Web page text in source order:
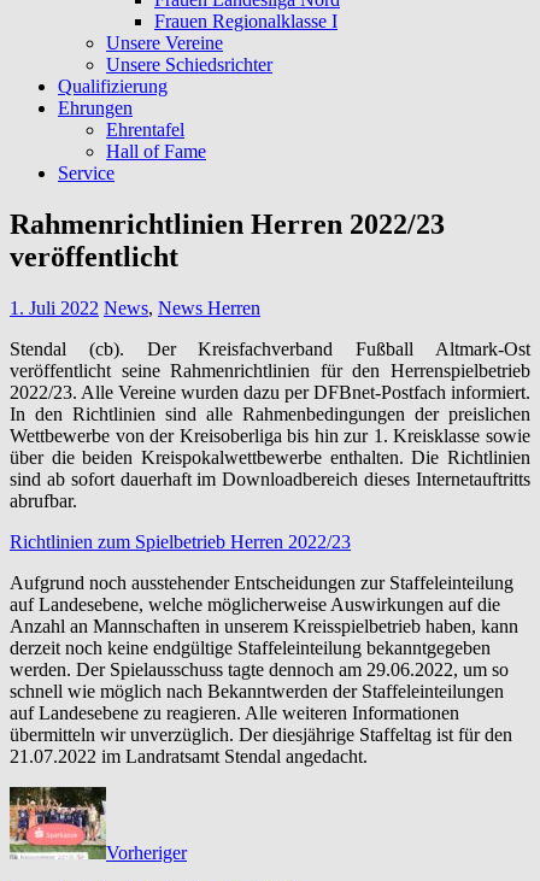
Frauen Regionalklasse I
Unsere Vereine
Unsere Schiedsrichter
Qualifizierung
Ehrungen
Ehrentafel
Hall of Fame
Service
Rahmenrichtlinien Herren 2022/23
veröffentlicht
1. Juli 2022 News, News Herren
Stendal (cb). Der Kreisfachverband Fußball Altmark-Ost
veröffentlicht seine Rahmenrichtlinien für den Herrenspielbetrieb
2022/23. Alle Vereine wurden dazu per DFBnet-Postfach informiert.
In den Richtlinien sind alle Rahmenbedingungen der preislichen
Wettbewerbe von der Kreisoberliga bis hin zur 1. Kreisklasse sowie
über die beiden Kreispokalwettbewerbe enthalten. Die Richtlinien
sind ab sofort dauerhaft im Downloadbereich dieses Internetauftritts
abrufbar.
Richtlinien zum Spielbetrieb Herren 2022/23
Aufgrund noch ausstehender Entscheidungen zur Staffeleinteilung
auf Landesebene, welche möglicherweise Auswirkungen auf die
Anzahl an Mannschaften in unserem Kreisspielbetrieb haben, kann
derzeit noch keine endgültige Staffeleinteilung bekanntgegeben
werden. Der Spielausschuss tagte dennoch am 29.06.2022, um so
schnell wie möglich nach Bekanntwerden der Staffeleinteilungen
auf Landesebene zu reagieren. Alle weiteren Informationen
übermitteln wir unverzüglich. Der diesjährige Staffeltag ist für den
21.07.2022 im Landratsamt Stendal angedacht.
Vorheriger